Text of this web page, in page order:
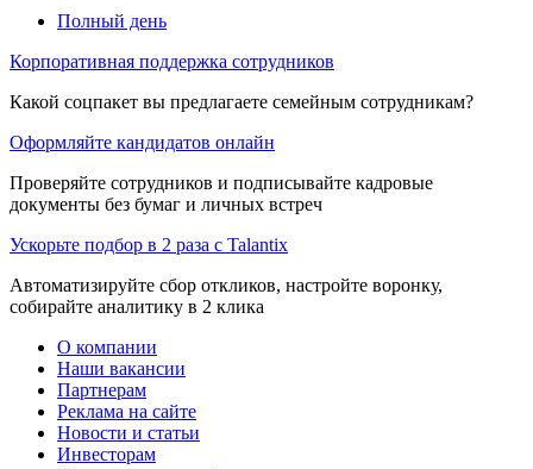
Полный день
Корпоративная поддержка сотрудников
Какой соцпакет вы предлагаете семейным сотрудникам?
Оформляйте кандидатов онлайн
Проверяйте сотрудников и подписывайте кадровые
документы без бумаг и личных встреч
Ускорьте подбор в 2 раза с Talantix
Автоматизируйте сбор откликов, настройте воронку,
собирайте аналитику в 2 клика
О компании
Наши вакансии
Партнерам
Реклама на сайте
Новости и статьи
Инвесторам